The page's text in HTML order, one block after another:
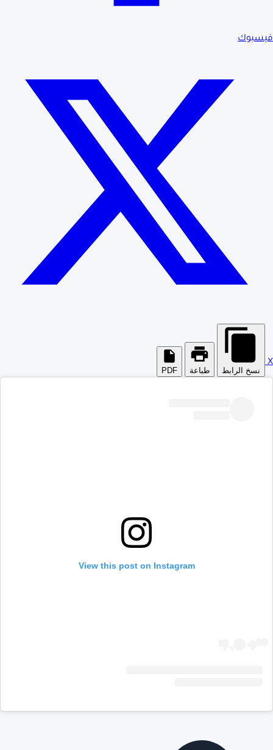
فيسبوك
X
نسخ الرابط طباعة PDF
View this post on Instagram